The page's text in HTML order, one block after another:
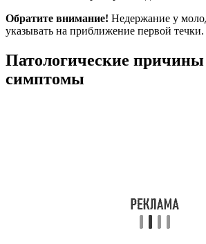
Обратите внимание! Недержание у
указывать на приближение первой течки.
Патологические
симптомы